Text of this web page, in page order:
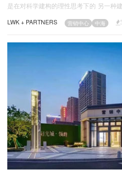
是在对科学建构的理性思考下的 另一种
LWK + PARTNERS 营销中心 中海